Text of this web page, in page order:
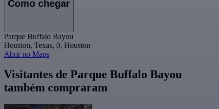
Como chegar
Parque Buffalo Bayou
Houston, Texas, 0, Houston
Abrir no Maps
Visitantes de Parque Buffalo Bayou
também compraram